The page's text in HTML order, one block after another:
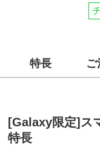
特長 ご
[Galaxy限定]ス
特長